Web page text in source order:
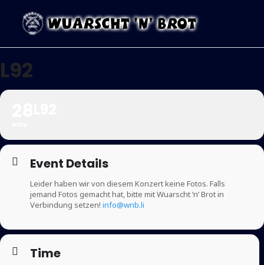
L92
Event Details
Leider haben wir von diesem Konzert keine Fotos. Falls
jemand Fotos gemacht hat, bitte mit Wuarscht ‘n’ Brot in
Verbindung setzen! info@wnb.li
Time